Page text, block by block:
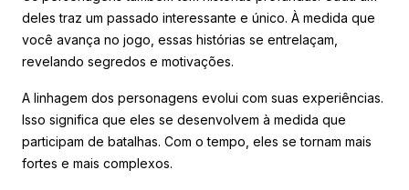
deles traz um passado interessante e único. À medida que
você avança no jogo, essas histórias se entrelaçam,
revelando segredos e motivações.
A linhagem dos personagens evolui com suas experiências.
Isso significa que eles se desenvolvem à medida que
participam de batalhas. Com o tempo, eles se tornam mais
fortes e mais complexos.